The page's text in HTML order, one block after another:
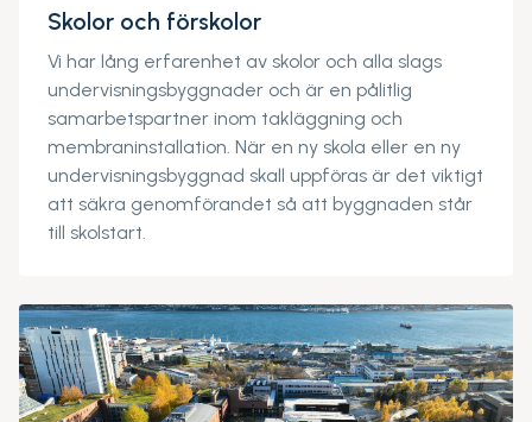
Skolor och förskolor
Vi har lång erfarenhet av skolor och alla slags
undervisningsbyggnader och är en pålitlig
samarbetspartner inom takläggning och
membraninstallation. När en ny skola eller en ny
undervisningsbyggnad skall uppföras är det viktigt
att säkra genomförandet så att byggnaden står
till skolstart.